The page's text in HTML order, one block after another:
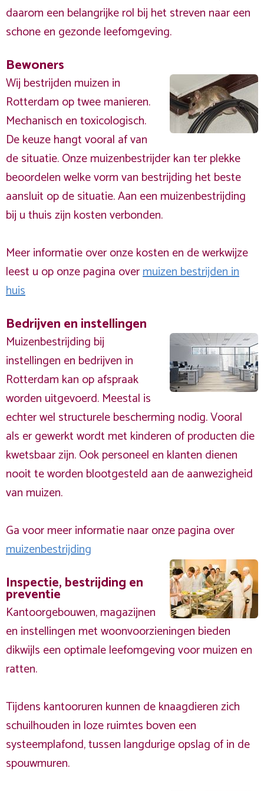
daarom een belangrijke rol bij het streven naar een
schone en gezonde leefomgeving.
Bewoners
Wij bestrijden muizen in
Rotterdam op twee manieren.
Mechanisch en toxicologisch.
De keuze hangt vooral af van
de situatie. Onze muizenbestrijder kan ter plekke
beoordelen welke vorm van bestrijding het beste
aansluit op de situatie. Aan een muizenbestrijding
bij u thuis zijn kosten verbonden.
Meer informatie over onze kosten en de werkwijze
leest u op onze pagina overmuizen bestrijden in
huis
Bedrijven en instellingen
Muizenbestrijding bij
instellingen en bedrijven in
Rotterdam kan op afspraak
worden uitgevoerd. Meestal is
echter wel structurele bescherming nodig. Vooral
als er gewerkt wordt met kinderen of producten die
kwetsbaar zijn. Ook personeel en klanten dienen
nooit te worden blootgesteld aan de aanwezigheid
van muizen.
Ga voor meer informatie naar onze pagina over
muizenbestrijding
Inspectie, bestrijding en
preventie
Kantoorgebouwen, magazijnen
en instellingen met woonvoorzieningen bieden
dikwijls een optimale leefomgeving voor muizen en
ratten.
Tijdens kantooruren kunnen de knaagdieren zich
schuilhouden in loze ruimtes boven een
systeemplafond, tussen langdurige opslag of in de
spouwmuren.